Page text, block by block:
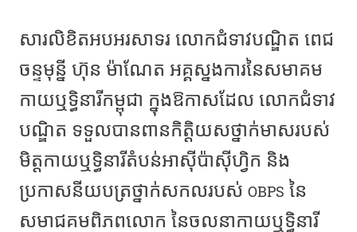
សារលិខិតអបអរសាទរ លោកជំទាវបណ្ឌិត ពេជ
ចន្ទមុន្នី ហ៊ុន ម៉ាណែត អគ្គស្នងការនៃសមាគម
កាយឬទ្ធិនារីកម្ពុជា ក្នុងឱកាសដែល លោកជំទាវ
បណ្ឌិត ទទួលបានពានកិត្តិយសថ្នាក់មាសរបស់
មិត្តកាយឬទ្ធិនារីតំបន់អាស៊ីប៉ាស៊ីហ្វិក និង
ប្រកាសនីយបត្រថ្នាក់សកលរបស់ OBPS នៃ
សមាជគមពិភពលោក នៃចលនាកាយឬទ្ធិនារី